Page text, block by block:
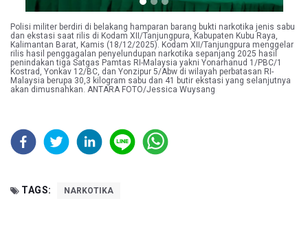
Polisi militer berdiri di belakang hamparan barang bukti narkotika jenis sabu
dan ekstasi saat rilis di Kodam XII/Tanjungpura, Kabupaten Kubu Raya,
Kalimantan Barat, Kamis (18/12/2025). Kodam XII/Tanjungpura menggelar
rilis hasil penggagalan penyelundupan narkotika sepanjang 2025 hasil
penindakan tiga Satgas Pamtas RI-Malaysia yakni Yonarhanud 1/PBC/1
Kostrad, Yonkav 12/BC, dan Yonzipur 5/Abw di wilayah perbatasan RI-
Malaysia berupa 30,3 kilogram sabu dan 41 butir ekstasi yang selanjutnya
akan dimusnahkan. ANTARA FOTO/Jessica Wuysang
TAGS: NARKOTIKA